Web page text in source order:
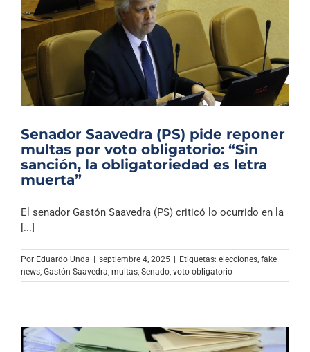
Senador Saavedra (PS) pide reponer
multas por voto obligatorio: “Sin
sanción, la obligatoriedad es letra
muerta”
El senador Gastón Saavedra (PS) criticó lo ocurrido en la
[...]
Por Eduardo Unda | septiembre 4, 2025 | Etiquetas: elecciones, fake
news, Gastón Saavedra, multas, Senado, voto obligatorio